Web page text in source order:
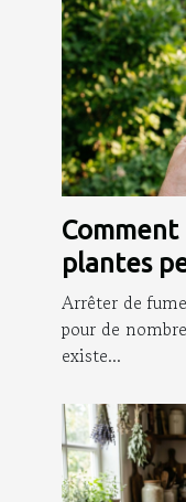
plantes
arrêter
Arrêter de
pour de
existe...